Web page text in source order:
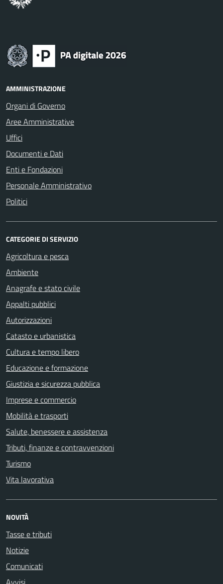
AMMINISTRAZIONE
Organi di Governo
Aree Amministrative
Uffici
Documenti e Dati
Enti e Fondazioni
Personale Amministrativo
Politici
CATEGORIE DI SERVIZIO
Agricoltura e pesca
Ambiente
Anagrafe e stato civile
Appalti pubblici
Autorizzazioni
Catasto e urbanistica
Cultura e tempo libero
Educazione e formazione
Giustizia e sicurezza pubblica
Imprese e commercio
Mobilità e trasporti
Salute, benessere e assistenza
Tributi, finanze e contravvenzioni
Turismo
Vita lavorativa
NOVITÀ
Tasse e tributi
Notizie
Comunicati